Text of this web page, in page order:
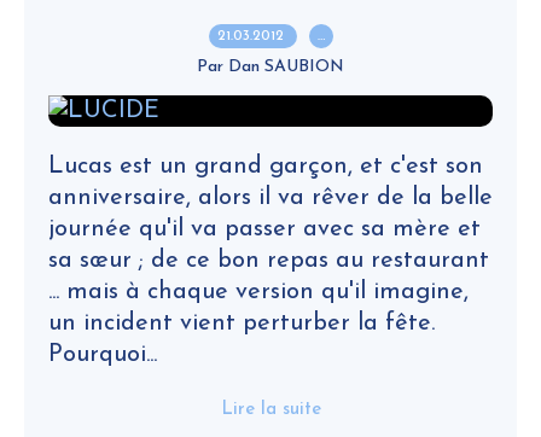
21.03.2012 …
Par Dan SAUBION
Lucas est un grand garçon, et c'est son
anniversaire, alors il va rêver de la belle
journée qu'il va passer avec sa mère et
sa sœur ; de ce bon repas au restaurant
... mais à chaque version qu'il imagine,
un incident vient perturber la fête.
Pourquoi...
Lire la suite